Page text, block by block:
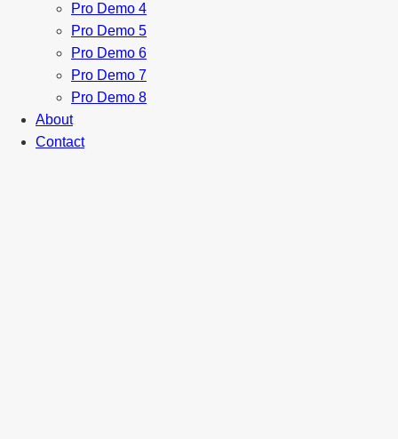
Pro Demo 4
Pro Demo 5
Pro Demo 6
Pro Demo 7
Pro Demo 8
About
Contact